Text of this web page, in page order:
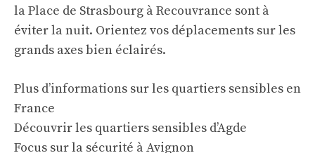
la Place de Strasbourg à Recouvrance sont à
éviter la nuit. Orientez vos déplacements sur les
grands axes bien éclairés.
Plus d’informations sur les quartiers sensibles en
France
Découvrir les quartiers sensibles d’Agde
Focus sur la sécurité à Avignon